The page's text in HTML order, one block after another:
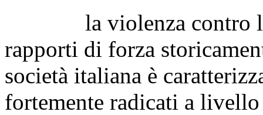
la violenza contro le
rapporti di forza
società italiana è
fortemente radicati a